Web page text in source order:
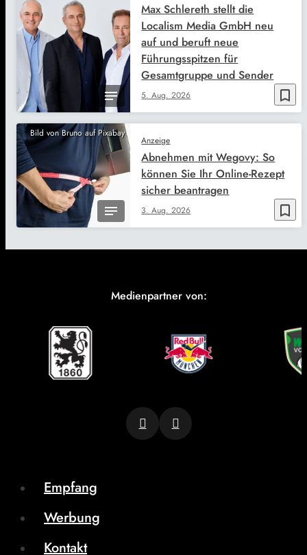
bookmark_border
5. Aug. 2026
Max Schlereth stellt die
Localism Media GmbH neu
auf und beruft neue
Führungsspitzen für
Gesamtgruppe und Sender
Bild von Bruno auf Pixabay
bookmark_border
Anzeige
3. Aug. 2026
Abnehmen mit Wegovy: So
können Sie Ihr Online-Rezept
sicher beantragen
Medienpartner von:
Empfang
Werbung
Kontakt